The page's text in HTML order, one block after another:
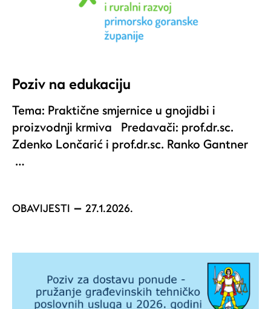
Poziv na edukaciju
Tema: Praktične smjernice u gnojidbi i
proizvodnji krmiva Predavači: prof.dr.sc.
Zdenko Lončarić i prof.dr.sc. Ranko Gantner
…
OBAVIJESTI 27.1.2026.